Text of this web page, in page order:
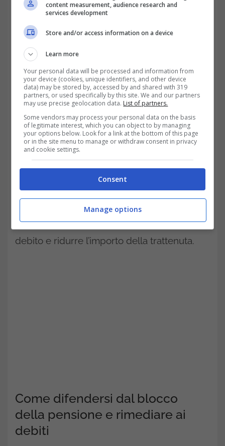
risultava in unacartella esattorialee, finché
ricevere la pensione. Alla fine, ha dovuto
pagare gli arretrati per sbloccare la sua
posizione.
Se invece sei già pensionato, come Cristina,
Agenzia delle Entratepuò chiedere
all’INPS di trattenere una parte del tuo
assegno per coprire il debito. Cristina, ex
impiegata pubblica, si è vista decurtare il
pignoramento della pensioneogni mese a
causa di vecchie imposte non versate.
Fortunatamente, ha potuto rateizzare il
debito e ridurre l’importo della trattenuta.
Come difendersi dal blocco
della pensione e rimediare ai
debiti
content measurement, audience research and
services development
Store and/or access information on a device
Learn more
Your personal data will be processed and information from
your device (cookies, unique identifiers, and other device
data) may be stored by, accessed by and shared with 319
partners, or used specifically by this site. We and our partners
may use precise geolocation data. List of partners.
Some vendors may process your personal data on the basis
of legitimate interest, which you can object to by managing
your options below. Look for a link at the bottom of this page
or in the site menu to manage or withdraw consent in privacy
and cookie settings.
Consent
Manage options